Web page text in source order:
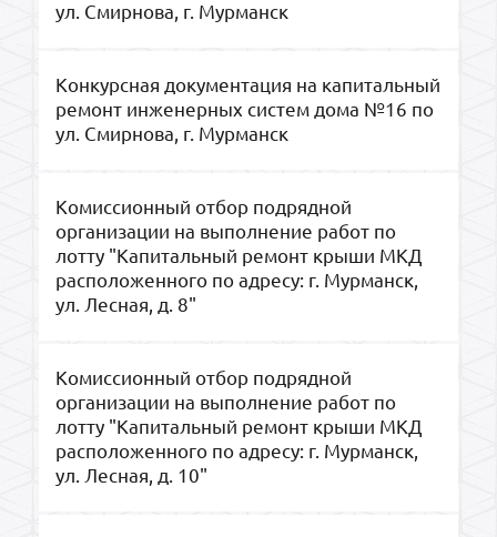
ул. Смирнова, г. Мурманск
Конкурсная документация на капитальный
ремонт инженерных систем дома №16 по
ул. Смирнова, г. Мурманск
Комиссионный отбор подрядной
организации на выполнение работ по
лотту "Капитальный ремонт крыши МКД
расположенного по адресу: г. Мурманск,
ул. Лесная, д. 8"
Комиссионный отбор подрядной
организации на выполнение работ по
лотту "Капитальный ремонт крыши МКД
расположенного по адресу: г. Мурманск,
ул. Лесная, д. 10"